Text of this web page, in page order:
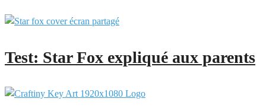
Test: Star Fox expliqué aux parents